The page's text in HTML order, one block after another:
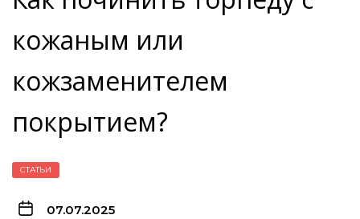
кожаным или
кожзаменителем
покрытием?
СТАТЬИ
07.07.2025